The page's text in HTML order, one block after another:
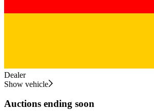
Dealer
Show vehicle
Auctions ending soon